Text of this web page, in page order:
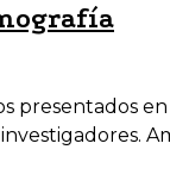
presentados